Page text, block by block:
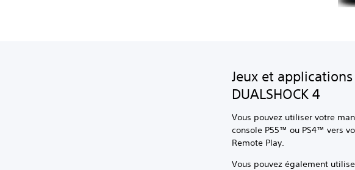
Jeux et
DUALSHOCK 4
Vous pouvez utiliser votre
console P55™ ou PS4™ vers
Remote Play.
Vous pouvez également